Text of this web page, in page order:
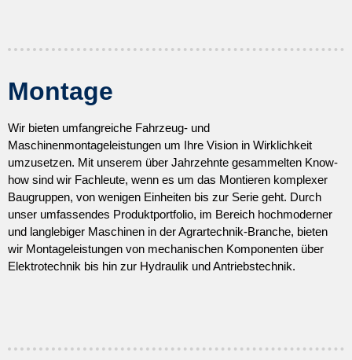
Montage
Wir bieten umfangreiche Fahrzeug- und
Maschinenmontageleistungen um Ihre Vision in Wirklichkeit
umzusetzen. Mit unserem über Jahrzehnte gesammelten Know-
how sind wir Fachleute, wenn es um das Montieren komplexer
Baugruppen, von wenigen Einheiten bis zur Serie geht. Durch
unser umfassendes Produktportfolio, im Bereich hochmoderner
und langlebiger Maschinen in der Agrartechnik-Branche, bieten
wir Montageleistungen von mechanischen Komponenten über
Elektrotechnik bis hin zur Hydraulik und Antriebstechnik.